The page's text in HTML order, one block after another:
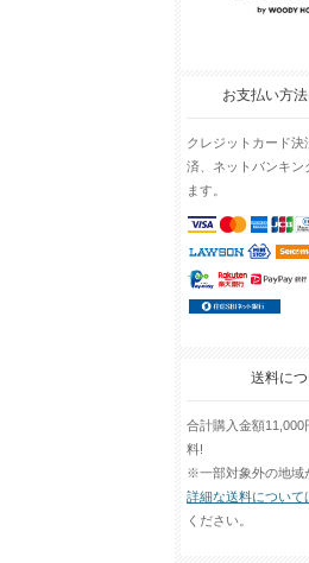
お支払い方
クレジットカード決
済、ネットバンキン
ます。
送料に
合計購入金額11,000
料!
※一部対象外の地域
詳細な送料について
ください。